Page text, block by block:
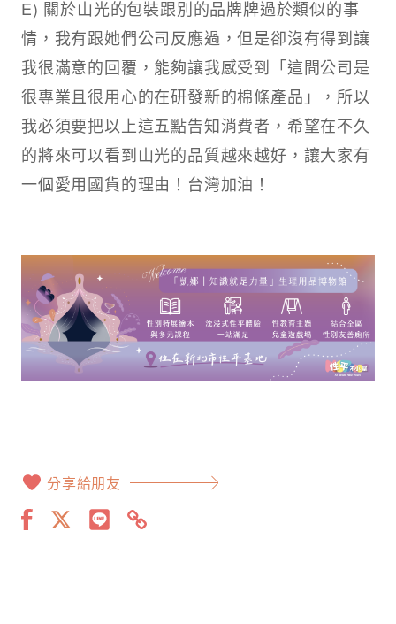
E) 關於山光的包裝跟別的品牌牌過於類似的事
情，我有跟她們公司反應過，但是卻沒有得到讓
我很滿意的回覆，能夠讓我感受到「這間公司是
很專業且很用心的在研發新的棉條產品」，所以
我必須要把以上這五點告知消費者，希望在不久
的將來可以看到山光的品質越來越好，讓大家有
一個愛用國貨的理由！台灣加油！
分享給朋友